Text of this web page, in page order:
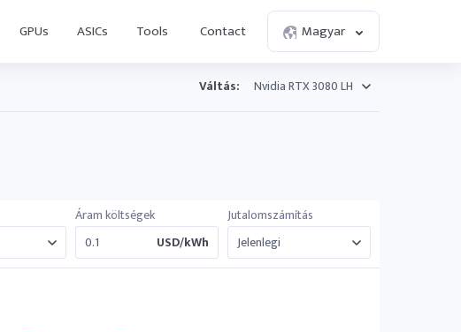
GPUs ASICs Tools Contact Magyar
Váltás:
Áram költségek
USD/kWh
Jutalomszámítás